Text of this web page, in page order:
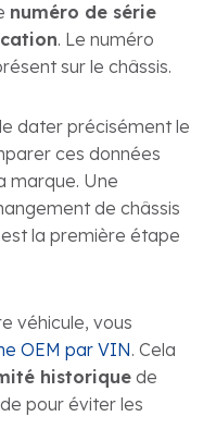
numéro de série
. Le numéro
sur le châssis.
dater précisément le
ces données
marque. Une
de châssis
la première étape
véhicule, vous
OEM par VIN. Cela
historiquede
pour éviter les